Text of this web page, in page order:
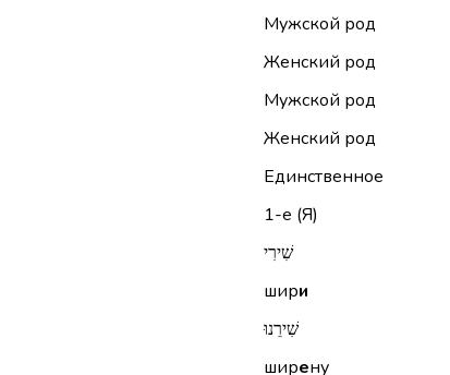
Мужской род
Женский род
Мужской род
Женский род
Единственное
1-е (Я)
שִׁירִי
шири
שִׁירֵנוּ
ширену